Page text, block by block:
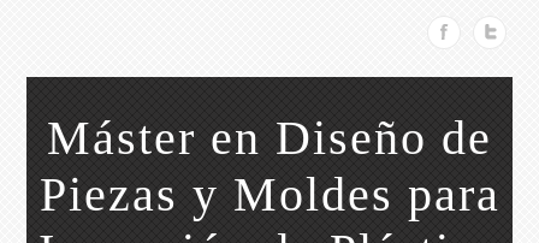
Máster en Diseño de
Piezas y Moldes para